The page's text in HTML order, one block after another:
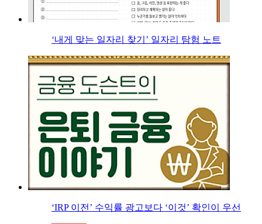
‘내게 맞는 일자리 찾기’ 일자리 탐험 노트
‘IRP 이전’ 수익률 광고보다 ‘이것’ 확인이 우선